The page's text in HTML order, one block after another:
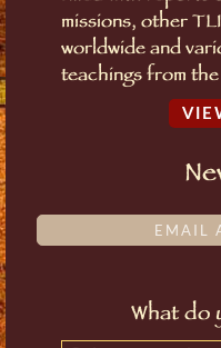
missions, other
worldwide and
teachings from
What do